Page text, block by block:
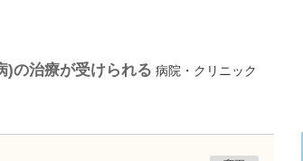
)の治療が受けられる 病院・クリニック